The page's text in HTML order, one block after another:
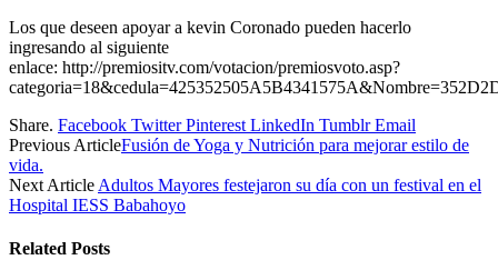
Los que deseen apoyar a kevin Coronado pueden hacerlo
ingresando al siguiente
enlace: http://premiositv.com/votacion/premiosvoto.asp?
Share. Facebook Twitter Pinterest LinkedIn Tumblr Email
Previous ArticleFusión de Yoga y Nutrición para mejorar estilo de
vida.
Next Article Adultos Mayores festejaron su día con un festival en el
Hospital IESS Babahoyo
Related Posts